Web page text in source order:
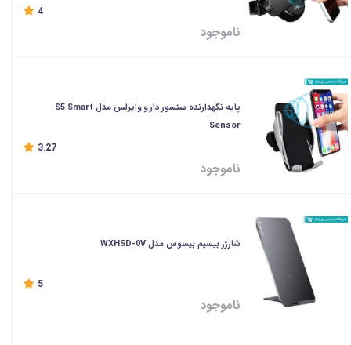
4
ناموجود
پایه نگهدارنده سنسور دار و وایرلس مدل S5 Smart
Sensor
3.27
ناموجود
شارژر بیسیم بیسوس مدل WXHSD-0V
5
ناموجود